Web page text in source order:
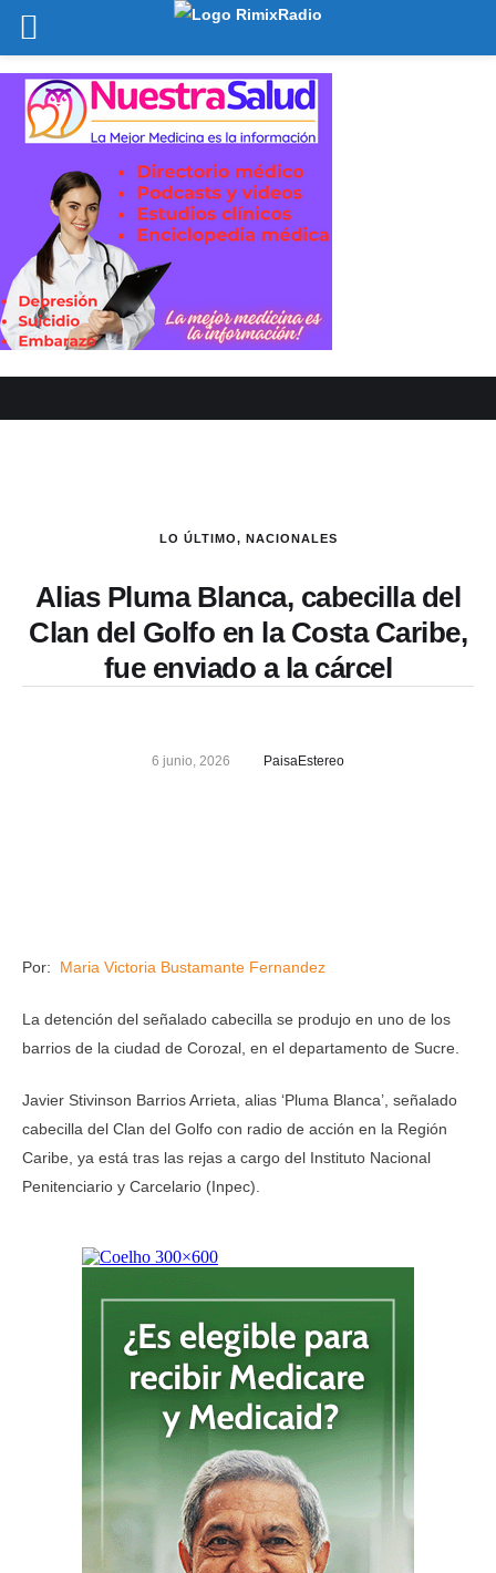
LO ÚLTIMO, NACIONALES
Alias Pluma Blanca, cabecilla del
Clan del Golfo en la Costa Caribe,
fue enviado a la cárcel
6 junio, 2026 PaisaEstereo
Por: Maria Victoria Bustamante Fernandez
La detención del señalado cabecilla se produjo en uno de los
barrios de la ciudad de Corozal, en el departamento de Sucre.
Javier Stivinson Barrios Arrieta, alias ‘Pluma Blanca’, señalado
cabecilla del Clan del Golfo con radio de acción en la Región
Caribe, ya está tras las rejas a cargo del Instituto Nacional
Penitenciario y Carcelario (Inpec).